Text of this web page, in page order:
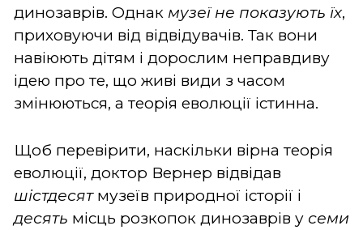
динозаврів. Однак музеї не показують їх,
приховуючи від відвідувачів. Так вони
навіюють дітям і дорослим неправдиву
ідею про те, що живі види з часом
змінюються, а теорія еволюції істинна.
Щоб перевірити, наскільки вірна теорія
еволюції, доктор Вернер відвідав
шістдесятмузеїв природної історії і
десять місць розкопок динозаврів у семи